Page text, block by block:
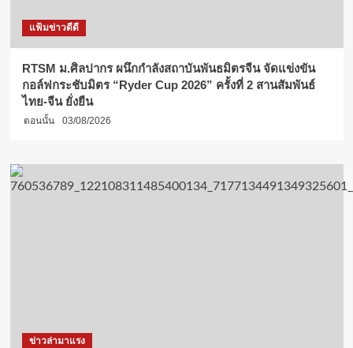
แฟ้มข่าวดีดี
RTSM ม.ศิลปากร ผนึกกำลังสถาบันพันธมิตรจีน จัดแข่งขัน
กอล์ฟกระชับมิตร “Ryder Cup 2026” ครั้งที่ 2 สานสัมพันธ์
ไทย-จีน ยั่งยืน
ตอนนั้น 03/08/2026
ข่าวล่ามาแรง